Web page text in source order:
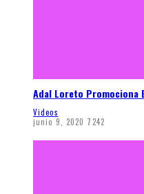
Adal Loreto Promociona
Videos
junio 9, 2020 7242